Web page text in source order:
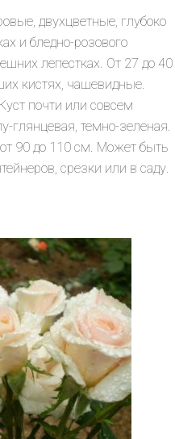
двухцветные, глубоко
и бледно-розового
лепестках. От 27 до 40
кистях, чашевидные.
почти или совсем
глянцевая, темно-зеленая.
90 до 110 см. Может быть
срезки или в саду.